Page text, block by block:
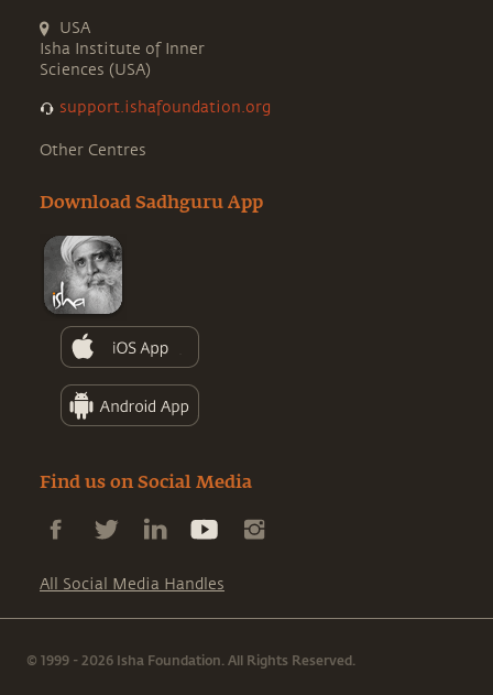
USA
Isha Institute of Inner
Sciences (USA)
support.ishafoundation.org
Other Centres
Download Sadhguru App
Find us on Social Media
All Social Media Handles
© 1999 - 2026 Isha Foundation. All Rights Reserved.